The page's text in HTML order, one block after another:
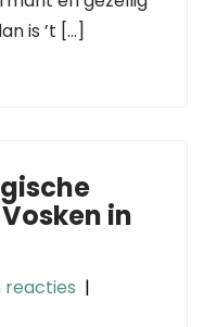
is ’t […]
in
reacties |